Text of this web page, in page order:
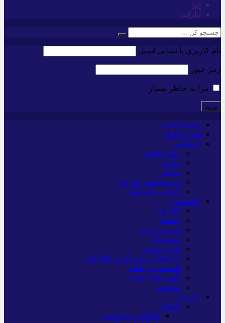
ایتا
آپارات
نام کاربری یا نشانی ایمیل
رمز عبور
مرا به خاطر بسپار
صفحه اصلی
آخرین اخبار
*سیاسی
رهبر انقلاب
دولت
مجلس
وزارت امور خارجه
احزاب و تشکلها
*اقتصادی
بانک ها
بیمه‌ها
نفت و انرژی
استخدام
اخبار بورس
ارتباطات و فن آوری اطلاعات
اقتصاد بین الملل
آگهی های دولتی
تبلیغات
*ورزش
فوتبال
باشگاه پرسپولیس